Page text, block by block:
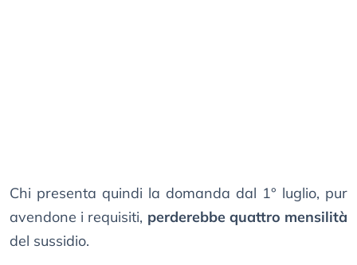
Chi presenta quindi la domanda dal 1° luglio, pur
avendone i requisiti, perderebbe quattro mensilità
del sussidio.